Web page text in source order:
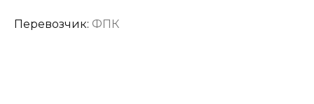
Перевозчик: ФПК